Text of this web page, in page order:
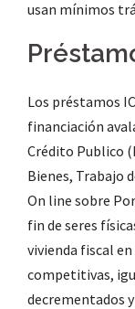
usan mínimos
Los préstamos
financiación
Crédito Publico
Bienes, Trabajo
On line sobre
fin de seres
vivienda fiscal
competitivas,
decrementados